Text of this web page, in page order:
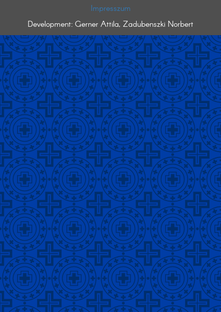
Impresszum
Development: Gerner Attila, Zadubenszki Norbert